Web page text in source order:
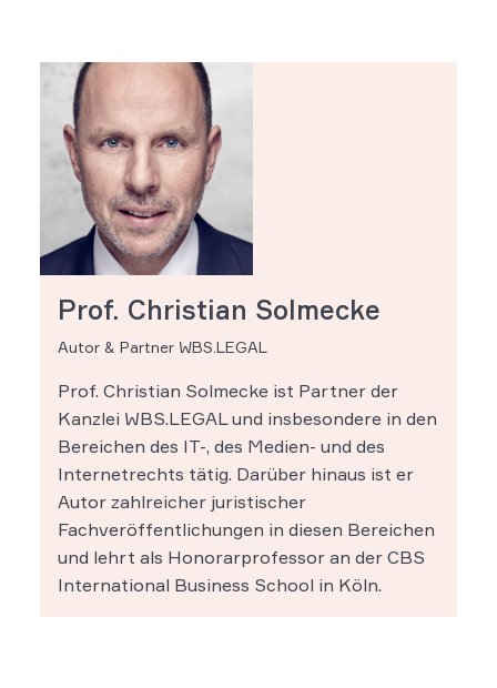
Prof. Christian Solmecke
Autor & Partner WBS.LEGAL
Prof. Christian Solmecke ist Partner der
Kanzlei WBS.LEGAL und insbesondere in den
Bereichen des IT-, des Medien- und des
Internetrechts tätig. Darüber hinaus ist er
Autor zahlreicher juristischer
Fachveröffentlichungen in diesen Bereichen
und lehrt als Honorarprofessor an der CBS
International Business School in Köln.